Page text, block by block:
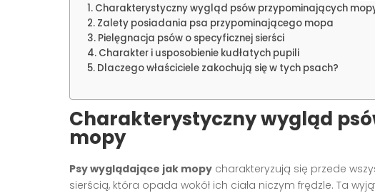
Charakterystyczny wygląd psów przypominających
Zalety posiadania psa przypominającego mopa
Pielęgnacja psów o specyficznej sierści
Charakter i usposobienie kudłatych pupili
Dlaczego właściciele zakochują się w tych psach?
Charakterystyczny wygląd
mopy
Psy wyglądające jak mopy charakteryzują się przede
sierścią, która opada wokół ich ciała niczym frędzle. Ta